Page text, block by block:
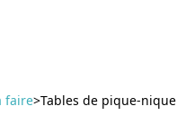
faire>Tables de pique-nique